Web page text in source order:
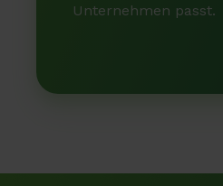
Unternehmen passt.